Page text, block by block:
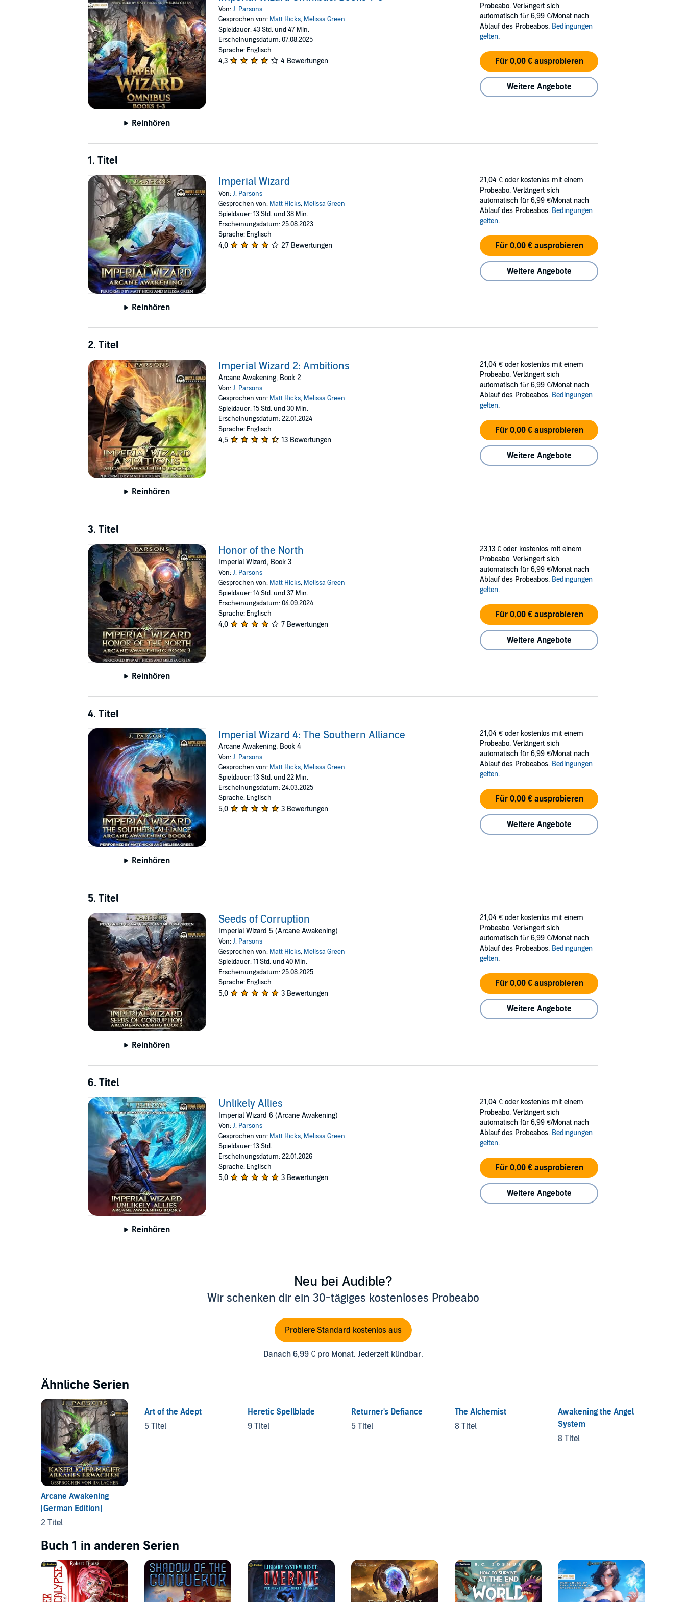
One wizard, a million problems, and the wrath of profound magic.
©2025 J. Parsons (P)2025 Royal Guard Publishing LLC
Reinhören
Von:J. Parsons
Gesprochen von: Matt Hicks, Melissa Green
Spieldauer: 43 Std. und 47 Min.
Erscheinungsdatum: 07.08.2025
Sprache: Englisch
4,3 4 Bewertungen
Probeabo. Verlängert sich
automatisch für 6,99 €/Monat nach
Ablauf des Probeabos. Bedingungen
gelten.
Für 0,00 € ausprobieren
Weitere Angebote
1. Titel
Reinhören
Imperial Wizard
Von:J. Parsons
Gesprochen von: Matt Hicks, Melissa Green
Spieldauer: 13 Std. und 38 Min.
Erscheinungsdatum: 25.08.2023
Sprache: Englisch
4,0 27 Bewertungen
21,04 € oder kostenlos mit einem
Probeabo. Verlängert sich
automatisch für 6,99 €/Monat nach
Ablauf des Probeabos. Bedingungen
gelten.
Für 0,00 € ausprobieren
Weitere Angebote
2. Titel
Reinhören
Imperial Wizard 2: Ambitions
Arcane Awakening, Book 2
Von:J. Parsons
Gesprochen von: Matt Hicks, Melissa Green
Spieldauer: 15 Std. und 30 Min.
Erscheinungsdatum: 22.01.2024
Sprache: Englisch
4,5 13 Bewertungen
21,04 € oder kostenlos mit einem
Probeabo. Verlängert sich
automatisch für 6,99 €/Monat nach
Ablauf des Probeabos. Bedingungen
gelten.
Für 0,00 € ausprobieren
Weitere Angebote
3. Titel
Reinhören
Honor of the North
Imperial Wizard, Book 3
Von:J. Parsons
Gesprochen von: Matt Hicks, Melissa Green
Spieldauer: 14 Std. und 37 Min.
Erscheinungsdatum: 04.09.2024
Sprache: Englisch
4,0 7 Bewertungen
23,13 € oder kostenlos mit einem
Probeabo. Verlängert sich
automatisch für 6,99 €/Monat nach
Ablauf des Probeabos. Bedingungen
gelten.
Für 0,00 € ausprobieren
Weitere Angebote
4. Titel
Reinhören
Imperial Wizard 4: The Southern Alliance
Arcane Awakening, Book 4
Von:J. Parsons
Gesprochen von: Matt Hicks, Melissa Green
Spieldauer: 13 Std. und 22 Min.
Erscheinungsdatum: 24.03.2025
Sprache: Englisch
5,0 3 Bewertungen
21,04 € oder kostenlos mit einem
Probeabo. Verlängert sich
automatisch für 6,99 €/Monat nach
Ablauf des Probeabos. Bedingungen
gelten.
Für 0,00 € ausprobieren
Weitere Angebote
5. Titel
Reinhören
Seeds of Corruption
Imperial Wizard 5 (Arcane Awakening)
Von:J. Parsons
Gesprochen von: Matt Hicks, Melissa Green
Spieldauer: 11 Std. und 40 Min.
Erscheinungsdatum: 25.08.2025
Sprache: Englisch
5,0 3 Bewertungen
21,04 € oder kostenlos mit einem
Probeabo. Verlängert sich
automatisch für 6,99 €/Monat nach
Ablauf des Probeabos. Bedingungen
gelten.
Für 0,00 € ausprobieren
Weitere Angebote
6. Titel
Reinhören
Unlikely Allies
Imperial Wizard 6 (Arcane Awakening)
Von:J. Parsons
Gesprochen von: Matt Hicks, Melissa Green
Spieldauer: 13 Std.
Erscheinungsdatum: 22.01.2026
Sprache: Englisch
5,0 3 Bewertungen
21,04 € oder kostenlos mit einem
Probeabo. Verlängert sich
automatisch für 6,99 €/Monat nach
Ablauf des Probeabos. Bedingungen
gelten.
Für 0,00 € ausprobieren
Weitere Angebote
Neu bei Audible?
Wir schenken dir ein 30-tägiges kostenloses Probeabo
Probiere Standard kostenlos aus
Danach 6,99 € pro Monat. Jederzeit kündbar.
Ähnliche Serien
Arcane Awakening
[German Edition]
2 Titel
Art of the Adept
5 Titel
Heretic Spellblade
9 Titel
Returner's Defiance
5 Titel
The Alchemist
8 Titel
Awakening the Angel
System
8 Titel
Buch 1 in anderen Serien